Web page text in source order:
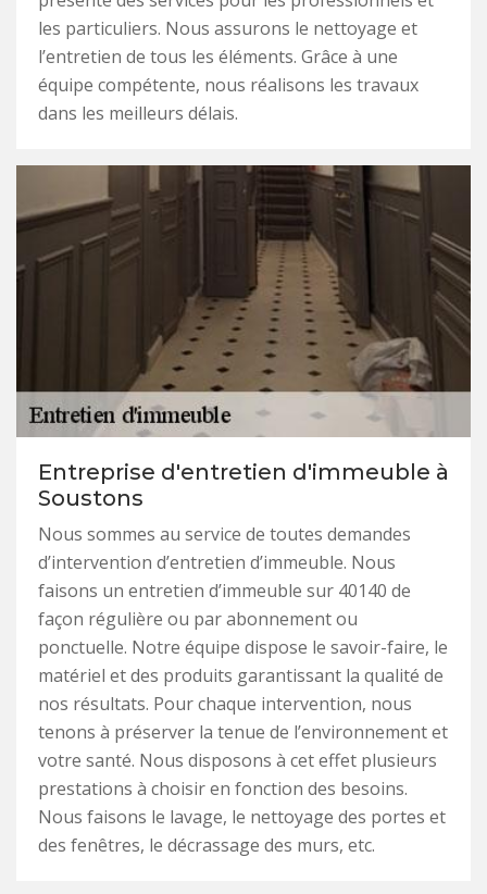
les particuliers. Nous assurons le nettoyage et
l’entretien de tous les éléments. Grâce à une
équipe compétente, nous réalisons les travaux
dans les meilleurs délais.
Entreprise d'entretien d'immeuble à
Soustons
Nous sommes au service de toutes demandes
d’intervention d’entretien d’immeuble. Nous
faisons un entretien d’immeuble sur 40140 de
façon régulière ou par abonnement ou
ponctuelle. Notre équipe dispose le savoir-faire, le
matériel et des produits garantissant la qualité de
nos résultats. Pour chaque intervention, nous
tenons à préserver la tenue de l’environnement et
votre santé. Nous disposons à cet effet plusieurs
prestations à choisir en fonction des besoins.
Nous faisons le lavage, le nettoyage des portes et
des fenêtres, le décrassage des murs, etc.